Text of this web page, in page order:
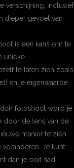
verschijning, inclusief
dieper gevoel van
is een kans om te
unieke
te laten zien zoals
en je eigenwaarde
fotoshoot word je
door de lens van de
manier te zien
Je kunt
dan je ooit had